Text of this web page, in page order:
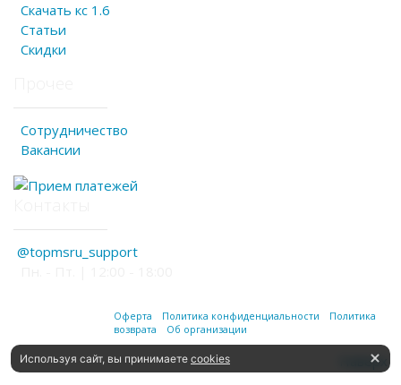
Скачать кс 1.6
Статьи
Скидки
Сотрудничество
Вакансии
@topmsru_support
Оферта Политика конфиденциальности
Политика
возврата
Об организации
Наверх
Используя сайт, вы принимаете cookies